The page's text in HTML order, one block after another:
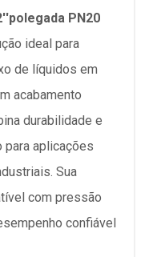
PN20
ideal para
de líquidos em
acabamento
durabilidade e
aplicações
Sua
com pressão
confiável